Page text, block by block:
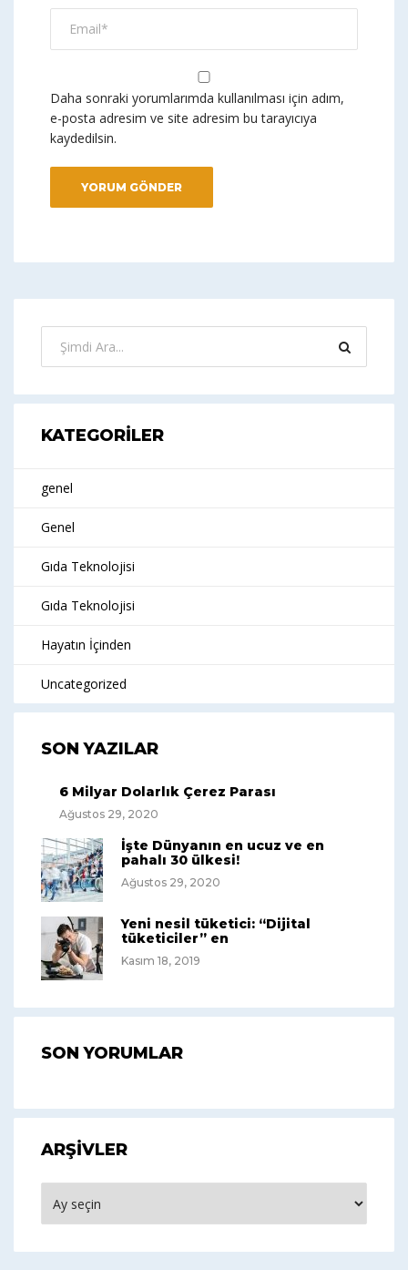
Daha sonraki yorumlarımda kullanılması için adım,
e-posta adresim ve site adresim bu tarayıcıya
kaydedilsin.
KATEGORILER
genel
Genel
Gıda Teknolojisi
Gıda Teknolojisi
Hayatın İçinden
Uncategorized
SON YAZILAR
6 Milyar Dolarlık Çerez Parası
Ağustos 29, 2020
İşte Dünyanın en ucuz ve en
pahalı 30 ülkesi!
Ağustos 29, 2020
Yeni nesil tüketici: “Dijital
tüketiciler” en
Kasım 18, 2019
SON YORUMLAR
ARŞIVLER